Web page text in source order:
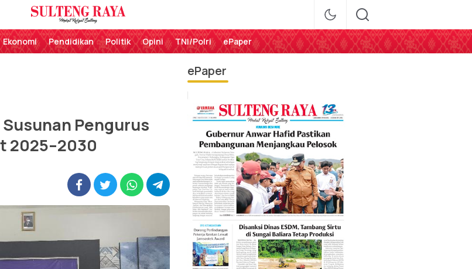
Sulteng Raya
Perekat Rakyat Sulteng
Ekonomi Pendidikan Politik Opini TNI/Polri ePaper
Pengurus
2025–2030
ePaper